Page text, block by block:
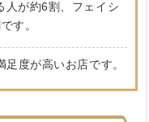
人が約6割、フェイシ
す。
度が高いお店です。